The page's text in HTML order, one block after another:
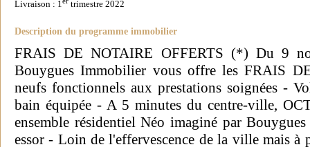
Livraison : 1
trimestre 2022
Description du programme immobilier
FRAIS DE NOTAIRE OFFERTS (*) Du 9
Bouygues Immobilier vous offre les FRAIS
neufs fonctionnels aux prestations soignées -
bain équipée - A 5 minutes du centre-ville,
ensemble résidentiel Néo imaginé par
essor - Loin de l'effervescence de la ville mais à